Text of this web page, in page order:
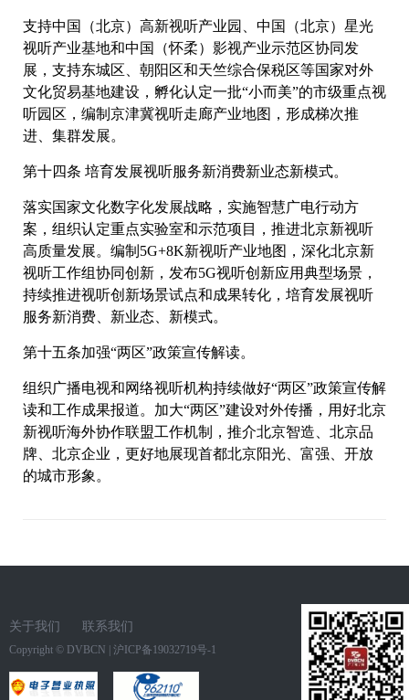
支持中国（北京）高新视听产业园、中国（北京）星光
视听产业基地和中国（怀柔）影视产业示范区协同发
展，支持东城区、朝阳区和天竺综合保税区等国家对外
文化贸易基地建设，孵化认定一批“小而美”的市级重点视
听园区，编制京津冀视听走廊产业地图，形成梯次推
进、集群发展。
第十四条 培育发展视听服务新消费新业态新模式。
落实国家文化数字化发展战略，实施智慧广电行动方
案，组织认定重点实验室和示范项目，推进北京新视听
高质量发展。编制5G+8K新视听产业地图，深化北京新
视听工作组协同创新，发布5G视听创新应用典型场景，
持续推进视听创新场景试点和成果转化，培育发展视听
服务新消费、新业态、新模式。
第十五条加强“两区”政策宣传解读。
组织广播电视和网络视听机构持续做好“两区”政策宣传解
读和工作成果报道。加大“两区”建设对外传播，用好北京
新视听海外协作联盟工作机制，推介北京智造、北京品
牌、北京企业，更好地展现首都北京阳光、富强、开放
的城市形象。
关于我们 联系我们
Copyright © DVBCN 沪ICP备19032719号-1